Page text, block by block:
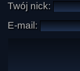
Twój nick:
E-mail: